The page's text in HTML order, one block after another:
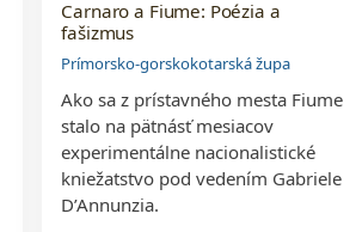
Carnaro a Fiume: Poézia a
fašizmus
Prímorsko-gorskokotarská župa
Ako sa z prístavného mesta Fiume
stalo na pätnásť mesiacov
experimentálne nacionalistické
kniežatstvo pod vedením Gabriele
D’Annunzia.